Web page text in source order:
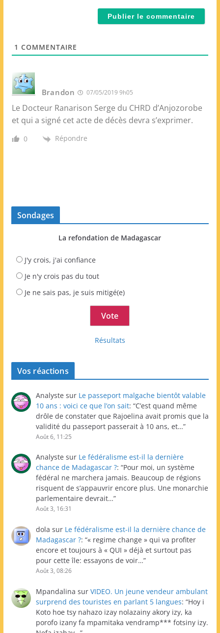
1 COMMENTAIRE
Brandon 07/05/2019 9h05
Le Docteur Ranarison Serge du CHRD d’Anjozorobe
et qui a signé cet acte de décès devra s’exprimer.
0 Répondre
Sondages
La refondation de Madagascar
J'y crois, j'ai confiance
Je n'y crois pas du tout
Je ne sais pas, je suis mitigé(e)
Résultats
Vos réactions
Analyste sur Le passeport malgache bientôt valable
10 ans : voici ce que l’on sait: “C’est quand même
drôle de constater que Rajoelina avait promis que la
validité du passeport passerait à 10 ans, et…”
Août 6, 11:25
Analyste sur Le fédéralisme est-il la dernière
chance de Madagascar ?: “Pour moi, un système
fédéral ne marchera jamais. Beaucoup de régions
risquent de s’appauvrir encore plus. Une monarchie
parlementaire devrait…”
Août 3, 16:31
dola sur Le fédéralisme est-il la dernière chance de
Madagascar ?: “« regime change » qui va profiter
encore et toujours à « QUI » déjà et surtout pas
pour cette île: essayons de voir…”
Août 3, 08:26
Mpandalina sur VIDEO. Un jeune vendeur ambulant
surprend des touristes en parlant 5 langues: “Hoy i
Koto hoe tsy nahazo izay nolazainy akory izy, ka
porofo izany fa mpamitaka vendramp*** fotsiny izy.